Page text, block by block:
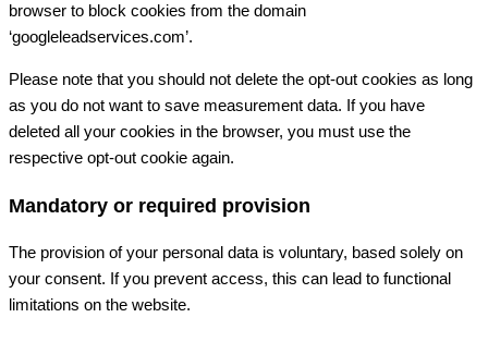
browser to block cookies from the domain
‘googleleadservices.com’.
Please note that you should not delete the opt-out cookies as long
as you do not want to save measurement data. If you have
deleted all your cookies in the browser, you must use the
respective opt-out cookie again.
Mandatory or required provision
The provision of your personal data is voluntary, based solely on
your consent. If you prevent access, this can lead to functional
limitations on the website.